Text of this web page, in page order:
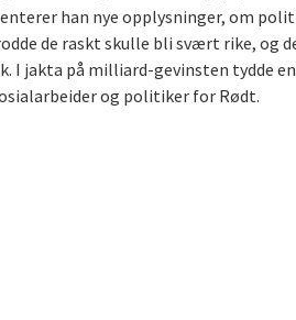
han nye opplysninger, om
de raskt skulle bli svært rike,
I jakta på milliard-gevinsten tydde
og politiker for Rødt.